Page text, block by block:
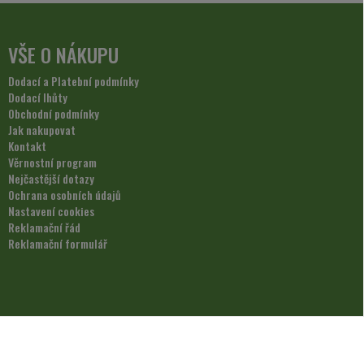
VŠE O NÁKUPU
Dodací a Platební podmínky
Dodací lhůty
Obchodní podmínky
Jak nakupovat
Kontakt
Věrnostní program
Nejčastější dotazy
Ochrana osobních údajů
Nastavení cookies
Reklamační řád
Reklamační formulář